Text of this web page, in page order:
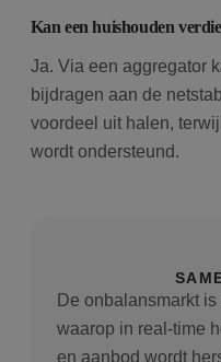
Kan een huishouden
Ja. Via een aggregator
bijdragen aan de
voordeel uit halen,
wordt ondersteund.
De onbalansmarkt
waarop in real-time
en aanbod wordt